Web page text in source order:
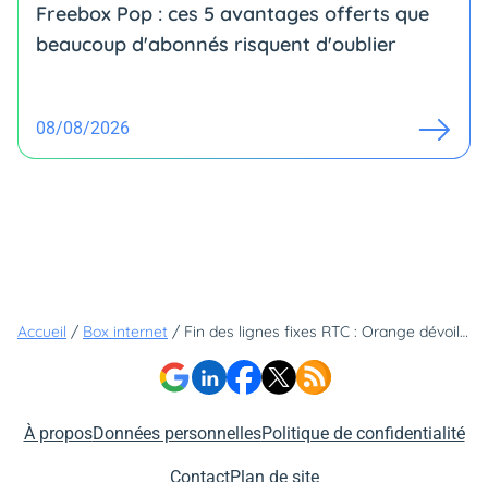
Freebox Pop : ces 5 avantages offerts que
beaucoup d'abonnés risquent d'oublier
08/08/2026
Accueil / Box internet / Fin des lignes fixes RTC : Orange dévoile les premières zones concernées
À proposDonnées personnellesPolitique de confidentialité
ContactPlan de site